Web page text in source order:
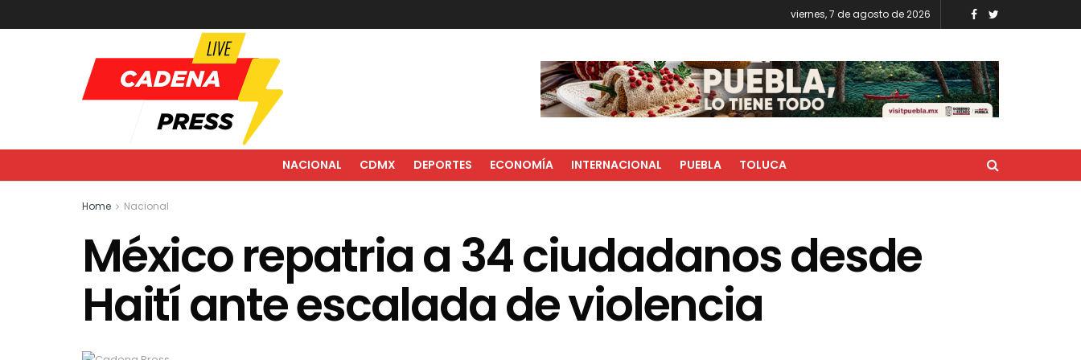
viernes, 7 de agosto de 2026
NACIONAL CDMX DEPORTES ECONOMÍA INTERNACIONAL PUEBLA TOLUCA
Home Nacional
México repatria a 34 ciudadanos desde
Haití ante escalada de violencia